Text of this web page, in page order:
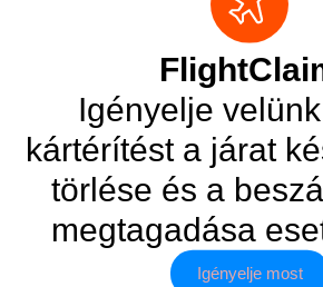
Igényelje
kártérítést a járat
törlése és a
megtagadása
Igényelje most